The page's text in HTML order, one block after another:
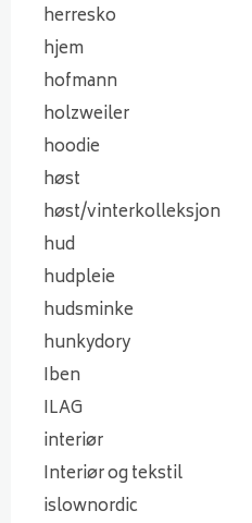
herresko
hjem
hofmann
holzweiler
hoodie
høst
høst/vinterkolleksjon
hud
hudpleie
hudsminke
hunkydory
Iben
ILAG
interiør
Interiør og tekstil
islownordic